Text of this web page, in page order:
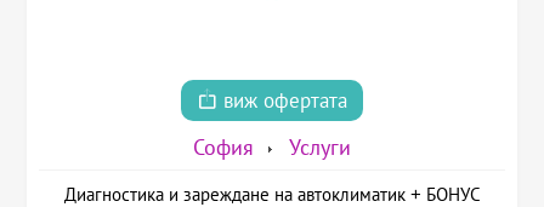
виж офертата
София Услуги
Диагностика и зареждане на автоклиматик + БОНУС